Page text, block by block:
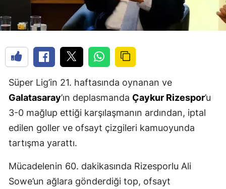
Süper Lig’in 21. haftasında oynanan ve
Galatasaray’ın deplasmanda Çaykur Rizespor’u
3-0 mağlup ettiği karşılaşmanın ardından, iptal
edilen goller ve ofsayt çizgileri kamuoyunda
tartışma yarattı.
Mücadelenin 60. dakikasında Rizesporlu Ali
Sowe’un ağlara gönderdiği top, ofsayt